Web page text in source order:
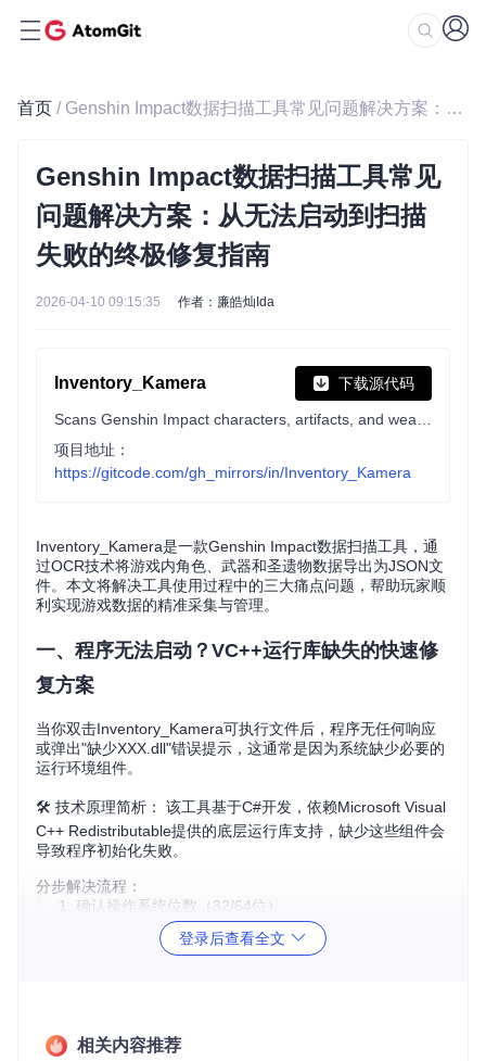
首页 / Genshin Impact数据扫描工具常见问题解决方案：从无法启动到扫描失败的终极修复指南
Genshin Impact数据扫描工具常见
问题解决方案：从无法启动到扫描
失败的终极修复指南
2026-04-10 09:15:35 作者：廉皓灿Ida
Inventory_Kamera 下载源代码
项目地址：
https://gitcode.com/gh_mirrors/in/Inventory_Kamera
Inventory_Kamera是一款Genshin Impact数据扫描工具，通
过OCR技术将游戏内角色、武器和圣遗物数据导出为JSON文
件。本文将解决工具使用过程中的三大痛点问题，帮助玩家顺
利实现游戏数据的精准采集与管理。
一、程序无法启动？VC++运行库缺失的快速修
复方案
当你双击Inventory_Kamera可执行文件后，程序无任何响应
或弹出"缺少XXX.dll"错误提示，这通常是因为系统缺少必要的
运行环境组件。
🛠️ 技术原理简析： 该工具基于C#开发，依赖Microsoft Visual
C++ Redistributable提供的底层运行库支持，缺少这些组件会
导致程序初始化失败。
分步解决流程：
确认操作系统位数（32/64位）
下载对应版本VC++ 2015-2022 Redistributable
运行安装包并同意许可协议
建议同时安装x86和x64版本，确保兼容性
登录后查看全文
相关内容推荐